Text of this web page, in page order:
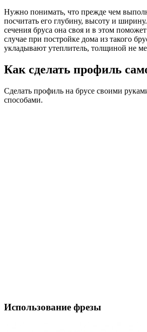
Нужно понимать, что прежде чем
посчитать его глубину, высоту и
сечения бруса она своя и в этом
случае при постройке дома из такого
укладывают утеплитель, толщиной не
Как сделать профиль
Сделать профиль на брусе своими
способами.
Использование фрезы